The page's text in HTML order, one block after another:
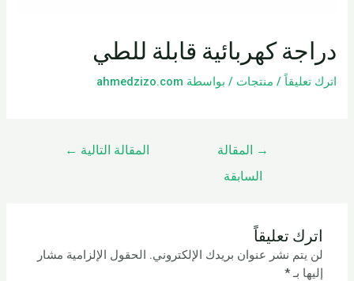
دراجة كهربائية قابلة للطي
اترك تعليقاً / منتجات / بواسطة ahmedzizo.com
→
المقالة
السابقة
المقالة التالية ←
اترك تعليقاً
لن يتم نشر عنوان بريدك الإلكتروني. الحقول الإلزامية مشار
إليها بـ*